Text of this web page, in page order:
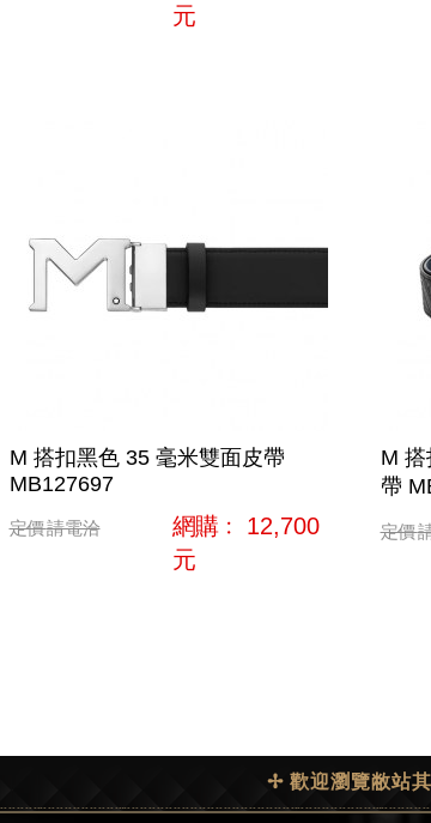
元
M 搭扣黑色 35 毫米雙面皮帶
MB127697
定價請電洽 網購﹕ 12,700
元
M
帶
定價
✢ 歡迎瀏覽敝站